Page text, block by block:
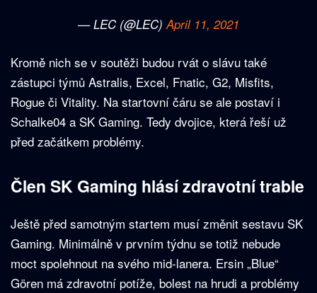
— LEC (@LEC)April 11, 2021
Kromě nich se v soutěži budou rvát o slávu také
zástupci týmů Astralis, Excel, Fnatic, G2, Misfits,
Rogue či Vitality. Na startovní čáru se ale postaví i
Schalke04 a SK Gaming. Tedy dvojice, která řeší už
před začátkem problémy.
Člen SK Gaming hlásí zdravotní trable
Ještě před samotným startem musí změnit sestavu SK
Gaming. Minimálně v prvním týdnu se totiž nebude
moct spolehnout na svého mid-lanera. Ersin „Blue“
Gören má zdravotní potíže, bolest na hrudi a problémy